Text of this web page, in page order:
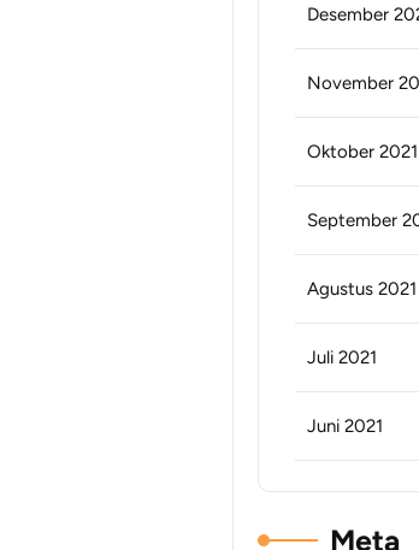
Desember
November
Oktober 2021
September
Agustus 2021
Juli 2021
Juni 2021
Meta